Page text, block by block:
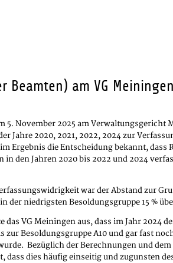
Beamten) am VG
5. November 2025 am Verwaltungsgericht
Jahre 2020, 2021, 2022, 2024 zur
Ergebnis die Entscheidung bekannt,
in den Jahren 2020 bis 2022 und 2024
war der Abstand zur
der niedrigsten Besoldungsgruppe 15 %
das VG Meiningen aus, dass im Jahr 2024
zur Besoldungsgruppe A10 und gar fast
Bezüglich der Berechnungen und dem
dass dies häufig einseitig und zugunsten